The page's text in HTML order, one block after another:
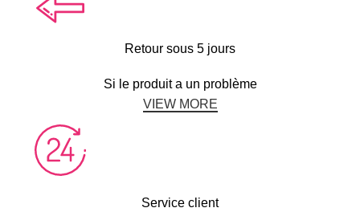
Retour sous 5 jours
Si le produit a un problème
VIEW MORE
Service client